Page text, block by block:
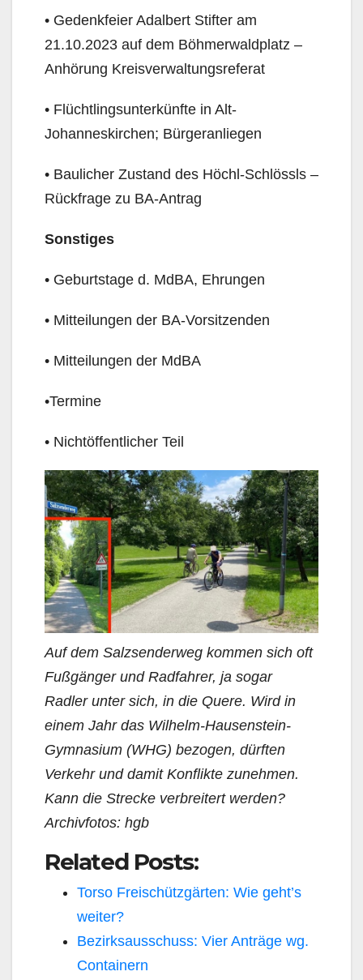
• Gedenkfeier Adalbert Stifter am
21.10.2023 auf dem Böhmerwaldplatz –
Anhörung Kreisverwal­tungsreferat
• Flüchtlingsunterkünfte in Alt-
Johanneskirchen; Bürgeranliegen
• Baulicher Zustand des Höchl-Schlössls –
Rückfrage zu BA-Antrag
Sonstiges
• Geburtstage d. MdBA, Ehrungen
• Mitteilungen der BA-Vorsitzenden
• Mitteilungen der MdBA
•Termine
• Nichtöffentlicher Teil
Auf dem Salzsenderweg kommen sich oft
Fußgänger und Radfahrer, ja sogar
Radler unter sich, in die Quere. Wird in
einem Jahr das Wilhelm-Hausenstein-
Gymnasium (WHG) bezogen, dürften
Verkehr und damit Konflikte zunehmen.
Kann die Strecke verbreitert werden?
Archivfotos: hgb
Related Posts:
Torso Freischützgärten: Wie geht’s
weiter?
Bezirksausschuss: Vier Anträge wg.
Containern